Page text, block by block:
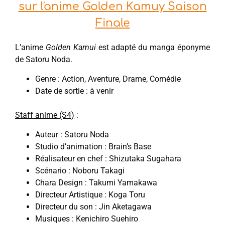
sur l'anime Golden Kamuy Saison
Finale
L’anime Golden Kamui est adapté du manga éponyme
de Satoru Noda.
Genre : Action, Aventure, Drame, Comédie
Date de sortie : à venir
Staff anime (S4) :
Auteur : Satoru Noda
Studio d’animation : Brain’s Base
Réalisateur en chef : Shizutaka Sugahara
Scénario : Noboru Takagi
Chara Design : Takumi Yamakawa
Directeur Artistique : Koga Toru
Directeur du son : Jin Aketagawa
Musiques : Kenichiro Suehiro